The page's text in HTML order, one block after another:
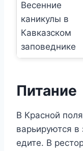
Весенние
каникулы в
Кавказском
заповеднике
Питание
В Красной
варьируются в
едите. В